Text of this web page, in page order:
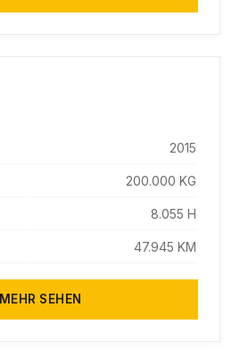
2015
200.000 KG
8.055 H
47.945 KM
MEHR SEHEN